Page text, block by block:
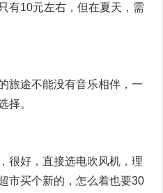
有10元左右，但在夏天，需
旅途不能没有音乐相伴，一
择。
很好，直接选电吹风机，理
市买个新的，怎么着也要30